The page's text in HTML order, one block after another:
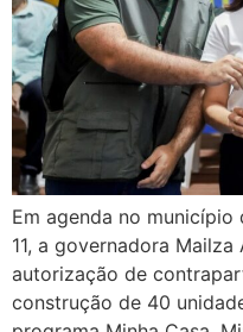
Em agenda no
11, a governadora
autorização de
construção de 40